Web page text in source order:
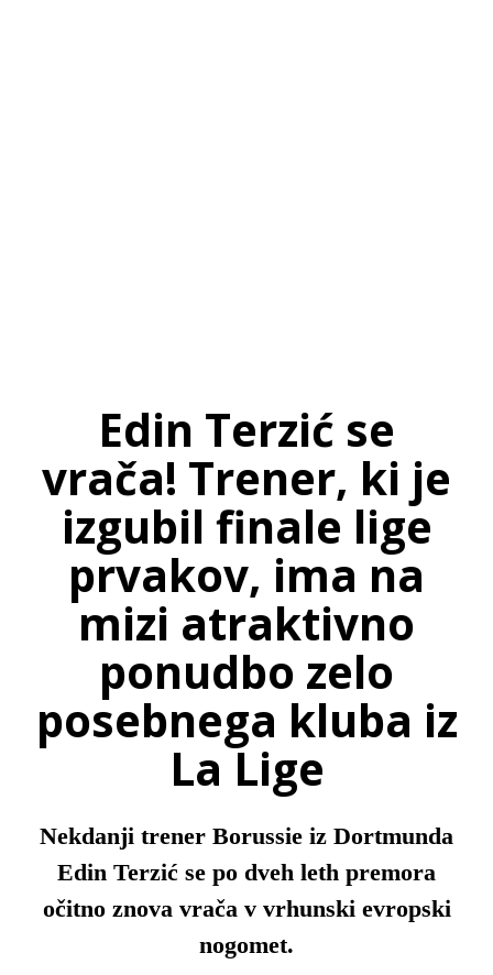
Edin Terzić se
vrača! Trener, ki je
izgubil finale lige
prvakov, ima na
mizi atraktivno
ponudbo zelo
posebnega kluba iz
La Lige
Nekdanji trener Borussie iz Dortmunda
Edin Terzić se po dveh leth premora
očitno znova vrača v vrhunski evropski
nogomet.